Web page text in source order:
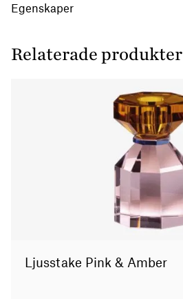
Egenskaper
Relaterade produkter
Ljusstake Pink & Amber